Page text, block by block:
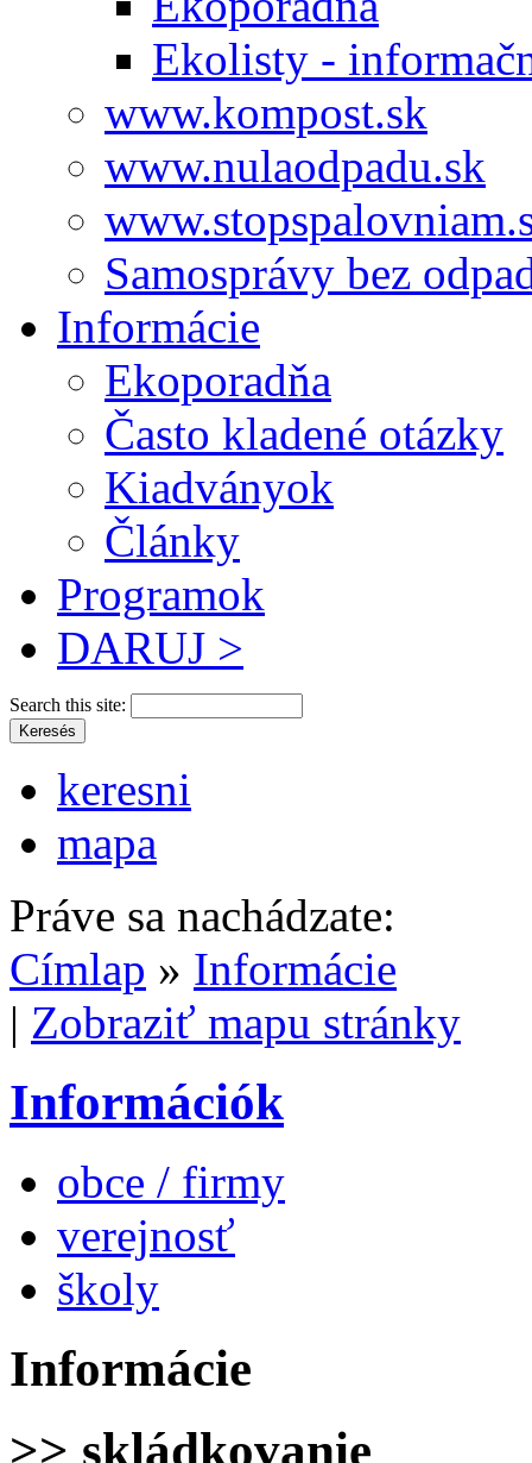
Ekolisty -
www.kompost.sk
www.nulaodpadu.sk
Samosprávy bez
Informácie
Ekoporadňa
Často kladené otázky
Kiadványok
Články
Programok
DARUJ >
Search this site:
keresni
mapa
Práve sa nachádzate:
Címlap » Informácie
| Zobraziť mapu stránky
Információk
obce / firmy
verejnosť
školy
Informácie
>> skládkovanie